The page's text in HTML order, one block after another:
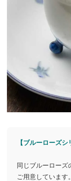
【ブルーローズ
同じブルーローズ
ご用意しています。